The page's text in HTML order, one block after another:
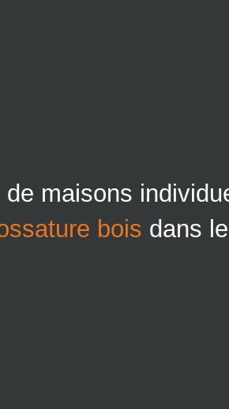
maisons
bois dans